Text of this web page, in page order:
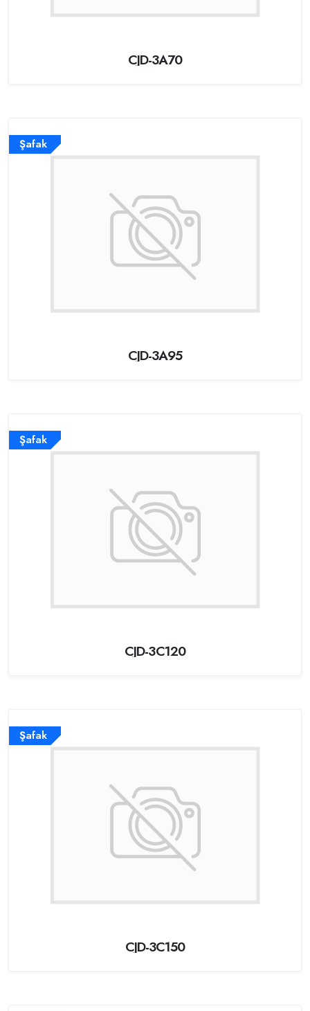
CJD-3A70
Şafak
CJD-3A95
Şafak
CJD-3C120
Şafak
CJD-3C150